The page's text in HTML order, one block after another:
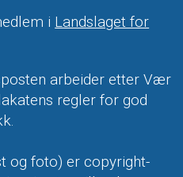
i Landslaget for
arbeider etter Vær
regler for god
og foto) er copyright-